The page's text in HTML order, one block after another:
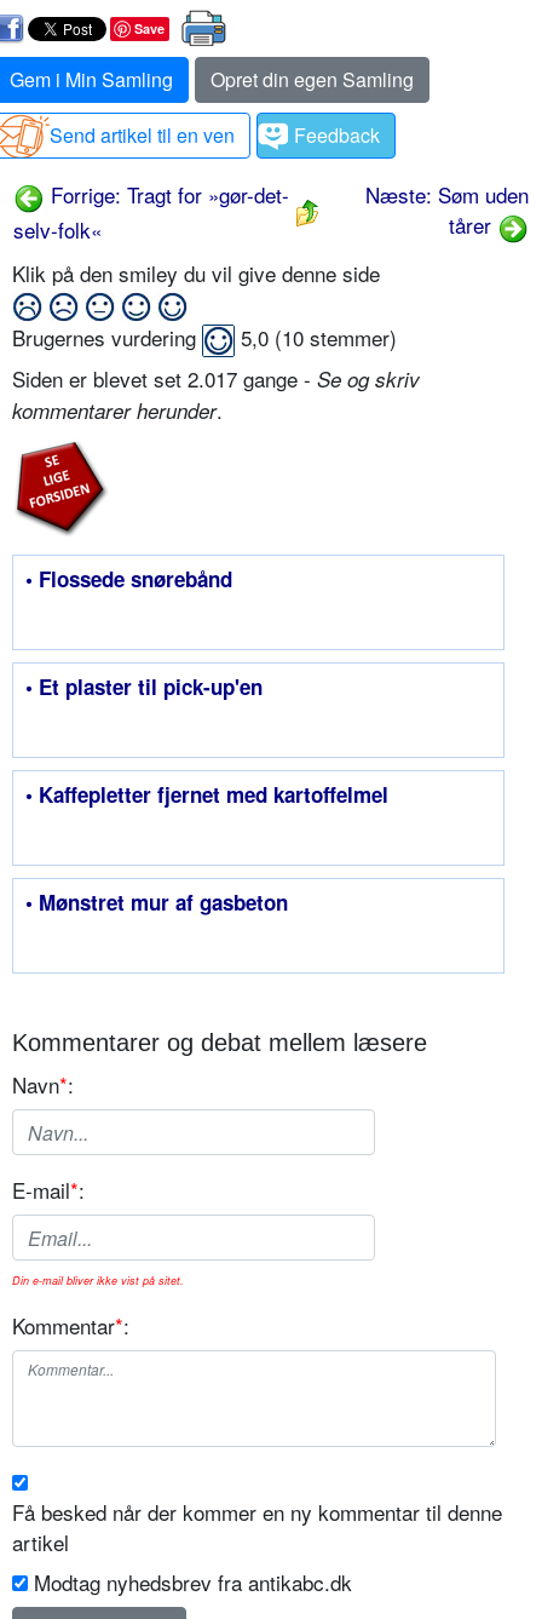
Save
Gem i Min Samling
Opret din egen Samling
Send artikel til en ven
Feedback
Forrige: Tragt for »gør-det-
selv-folk«
Næste: Søm uden
tårer
Klik på den smiley du vil give denne side
Brugernes vurdering 5,0 (10 stemmer)
Siden er blevet set 2.017 gange - Se og skriv
kommentarer herunder.
• Flossede snørebånd
• Et plaster til pick-up'en
• Kaffepletter fjernet med kartoffelmel
• Mønstret mur af gasbeton
Kommentarer og debat mellem læsere
Navn*:
E-mail*:
Din e-mail bliver ikke vist på sitet.
Kommentar*:
Få besked når der kommer en ny kommentar til denne
artikel
Modtag nyhedsbrev fra antikabc.dk